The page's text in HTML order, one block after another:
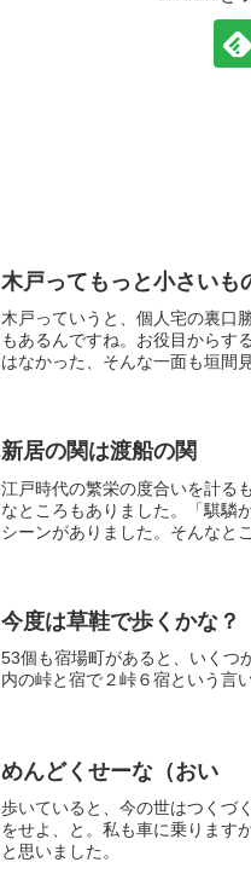
木戸ってもっと小さいも
木戸っていうと、個人宅の裏口
もあるんですね。お役目からす
はなかった、そんな一面も垣間
新居の関は渡船の関
江戸時代の繁栄の度合いを計る
なところもありました。「騏驎
シーンがありました。そんなと
今度は草鞋で歩くかな？
53個も宿場町があると、いくつ
内の峠と宿で２峠６宿という言
めんどくせーな（おい
歩いていると、今の世はつくづ
をせよ、と。私も車に乗ります
と思いました。